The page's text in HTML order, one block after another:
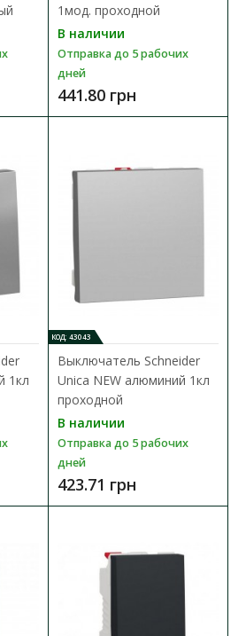
В сравнения
В закладки
Unica NEW белый 1кл
дней
изготовленны..
1мод. проходной
В наличии
Отправка до 5 рабочих
дней
441.80 грн
1кл
КОД: 43043
Выключатель Schneider
Unica NEW алюминий 1кл
проходной
В наличии
Отправка до 5 рабочих
дней
423.71 грн